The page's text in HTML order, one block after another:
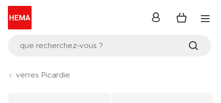
que recherchez-vous ?
se
verres Picardie